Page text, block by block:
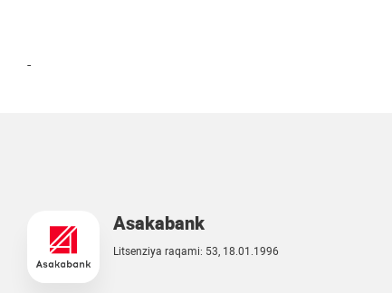
-
Asakabank
Litsenziya raqami: 53, 18.01.1996